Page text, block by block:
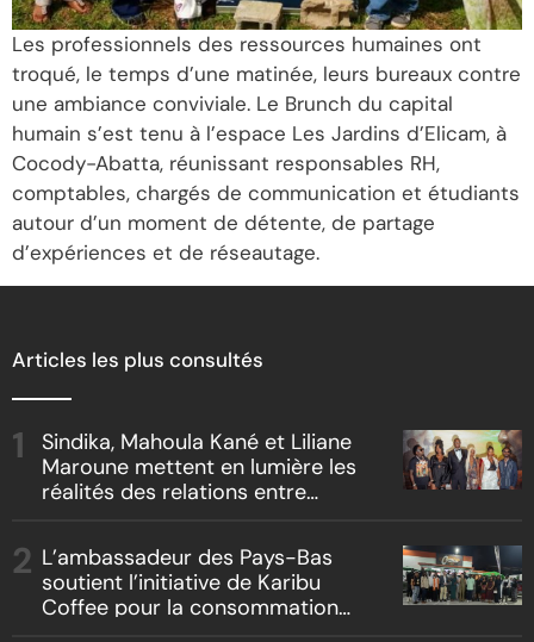
Les professionnels des ressources humaines ont
troqué, le temps d’une matinée, leurs bureaux contre
une ambiance conviviale. Le Brunch du capital
humain s’est tenu à l’espace Les Jardins d’Elicam, à
Cocody-Abatta, réunissant responsables RH,
comptables, chargés de communication et étudiants
autour d’un moment de détente, de partage
d’expériences et de réseautage.
Articles les plus consultés
Sindika, Mahoula Kané et Liliane
Maroune mettent en lumière les
réalités des relations entre
« Boss vs Boss »
L’ambassadeur des Pays-Bas
soutient l’initiative de Karibu
Coffee pour la consommation